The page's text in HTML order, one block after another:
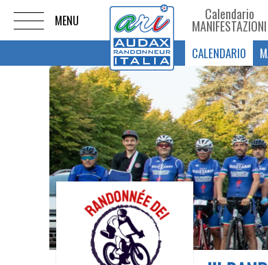
Calendario
MANIFESTAZIONI
CALENDARIO